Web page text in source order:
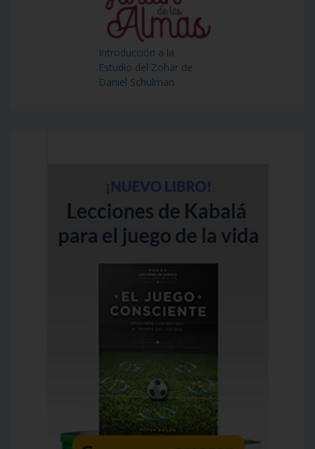
Introducción a la
Estudio del Zohar de
Daniel Schulman